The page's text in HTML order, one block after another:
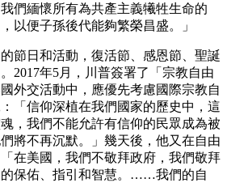
們緬懷所有為共產主義犧牲生命的
以便子孫後代能夠繁榮昌盛。」
節日和活動，復活節、感恩節、聖誕
2017年5月，川普簽署了「宗教自由
外交活動中，應優先考慮國際宗教自
「信仰深植在我們國家的歷史中，這
，我們不能允許有信仰的民眾成為被
將不再沉默。」幾天後，他又在自由
在美國，我們不敬拜政府，我們敬拜
的保佑、指引和智慧。……我們的自